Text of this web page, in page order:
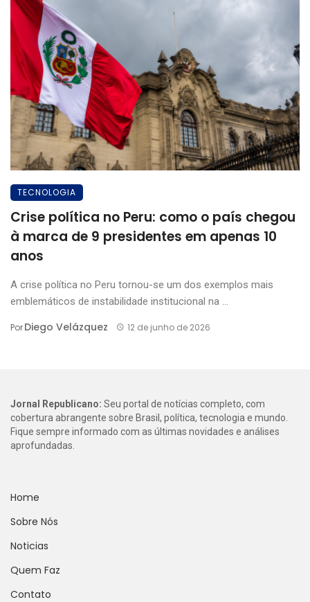
TECNOLOGIA
Crise política no Peru: como o país chegou
à marca de 9 presidentes em apenas 10
anos
A crise política no Peru tornou-se um dos exemplos mais
emblemáticos de instabilidade institucional na ...
PorDiego Velázquez 12 de junho de 2026
Jornal Republicano: Seu portal de notícias completo, com
cobertura abrangente sobre Brasil, política, tecnologia e mundo.
Fique sempre informado com as últimas novidades e análises
aprofundadas.
Home
Sobre Nós
Noticias
Quem Faz
Contato